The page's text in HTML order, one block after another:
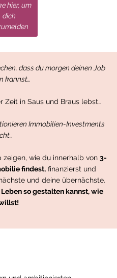
hier, um
dich
dass du morgen deinen Job
kannst…
Zeit in Saus und Braus lebst…
Immobilien-Investments
wie du innerhalb von 3-
findest,finanzierst und
und deine übernächste.
so gestalten kannst, wie